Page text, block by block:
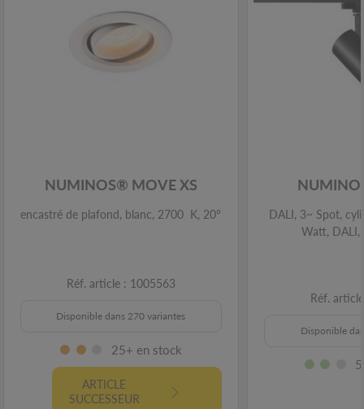
NUMINOS® MOVE XS
encastré de plafond, blanc, 2700 K, 20°
Réf. article : 1005563
Disponible dans 270 variantes
25+ en stock
ARTICLE
SUCCESSEUR
DALI, 3~ Spot,
Watt, DALI,
Réf.
Disponible